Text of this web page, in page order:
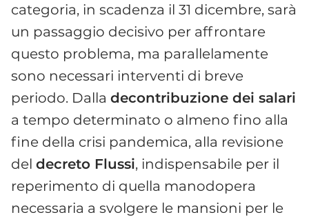
categoria, in scadenza il 31 dicembre, sarà
un passaggio decisivo per affrontare
questo problema, ma parallelamente
sono necessari interventi di breve
periodo. Dalla decontribuzione dei salari
a tempo determinato o almeno fino alla
fine della crisi pandemica, alla revisione
del decreto Flussi, indispensabile per il
reperimento di quella manodopera
necessaria a svolgere le mansioni per le